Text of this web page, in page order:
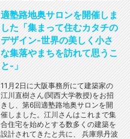
適塾路地奥サロンを開催しま
した「集まって住むカタチの
デザイン-世界の美しく小さ
な集落やまちを訪れて思うこ
と-」
11月2日に大阪事務所にて建築家の
江川直樹さん(関西大学教授)をお招
きし、第6回適塾路地奥サロンを開
催しました。江川さんはこれまで集
合住宅を始めとする数多くの建築を
設計されてきたと共に、 兵庫県丹波